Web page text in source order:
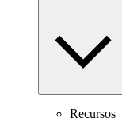
Recursos